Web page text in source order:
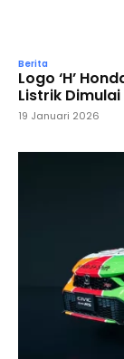
Berita
Logo ‘H’
Listrik Dimulai
19 Januari 2026